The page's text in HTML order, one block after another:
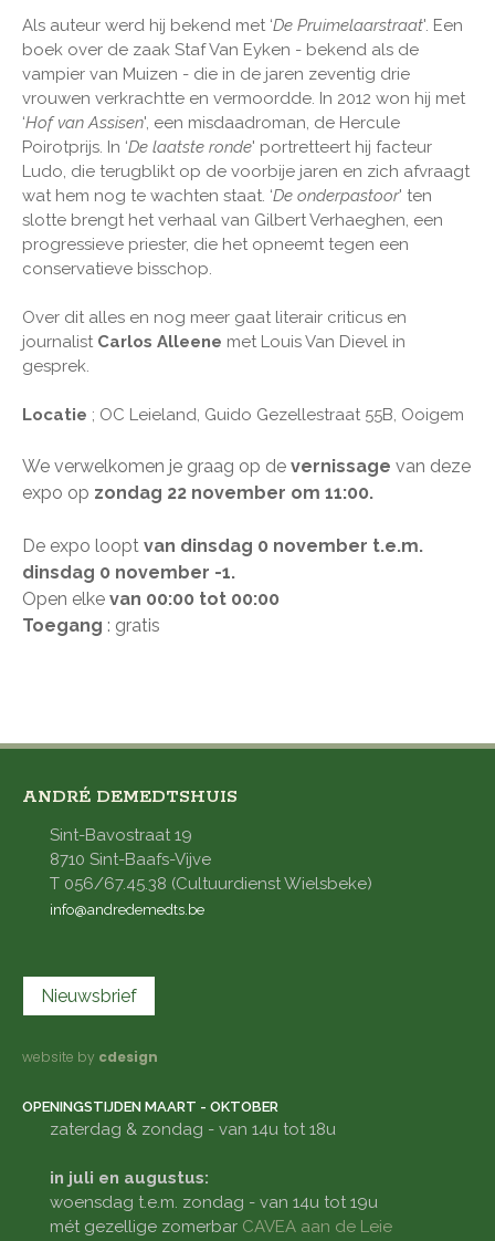
Als auteur werd hij bekend met ‘De Pruimelaarstraat'. Een
boek over de zaak Staf Van Eyken - bekend als de
vampier van Muizen - die in de jaren zeventig drie
vrouwen verkrachtte en vermoordde. In 2012 won hij met
‘Hof van Assisen', een misdaadroman, de Hercule
Poirotprijs. In ‘De laatste ronde' portretteert hij facteur
Ludo, die terugblikt op de voorbije jaren en zich afvraagt
wat hem nog te wachten staat. ‘De onderpastoor' ten
slotte brengt het verhaal van Gilbert Verhaeghen, een
progressieve priester, die het opneemt tegen een
conservatieve bisschop.
Over dit alles en nog meer gaat literair criticus en
journalist Carlos Alleene met Louis Van Dievel in
gesprek.
Locatie ; OC Leieland, Guido Gezellestraat 55B, Ooigem
We verwelkomen je graag op de vernissage van deze
expo op zondag 22 november om 11:00​​​​.
De expo loopt van dinsdag 0 november t.e.m.
dinsdag 0 november -1.
Open elke van 00:00 tot 00:00
Toegang : gratis
ANDRÉ DEMEDTSHUIS
Sint-Bavostraat 19
8710 Sint-Baafs-Vijve
T 056/67.45.38 (Cultuurdienst Wielsbeke)
info@andredemedts.be
Nieuwsbrief
website by cdesign
OPENINGSTIJDEN MAART - OKTOBER
zaterdag & zondag - van 14u tot 18u
in juli en augustus:
woensdag t.e.m. zondag - van 14u tot 19u
mét gezellige zomerbar CAVEA aan de Leie